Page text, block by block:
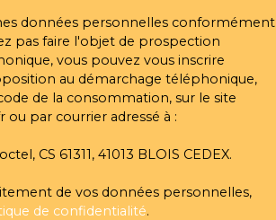
données personnelles conformément
pas faire l'objet de prospection
vous pouvez vous inscrire
au démarchage téléphonique,
de la consommation, sur le site
par courrier adressé à :
CS 61311, 41013 BLOIS CEDEX.
de vos données personnelles,
de confidentialité.